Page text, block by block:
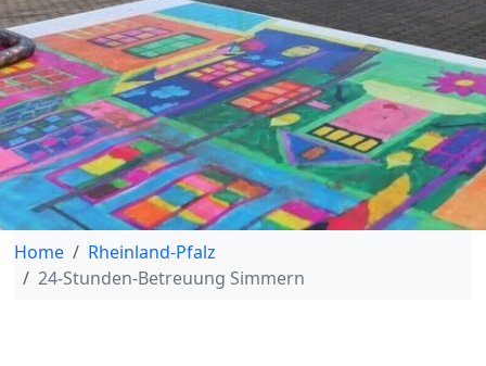
Home
Rheinland-Pfalz
24-Stunden-Betreuung Simmern